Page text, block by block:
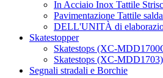
In Acciaio Inox Tattile
Pavimentazione Tattile
DELL'UNITÀ di
Skatestopper
Skatestops (XC-
Skatestops (XC-MDD1703)
Segnali stradali e Borchie